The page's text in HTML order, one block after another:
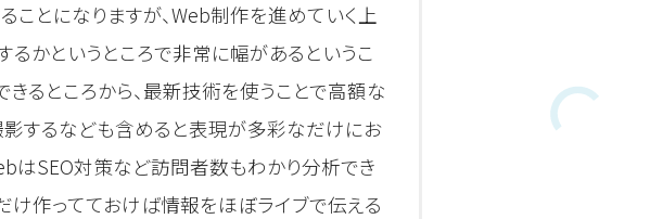
ことになりますが、Web制作を進めていく上
るかというところで非常に幅があるというこ
るところから、最新技術を使うことで高額な
影するなども含めると表現が多彩なだけにお
はSEO対策など訪問者数もわかり分析でき
け作ってておけば情報をほぼライブで伝える